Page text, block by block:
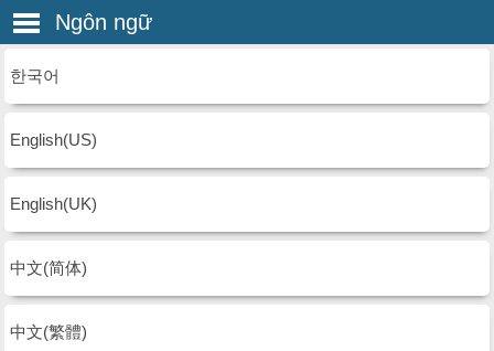
Ngôn ngữ
한국어
English(US)
English(UK)
中文(简体)
中文(繁體)